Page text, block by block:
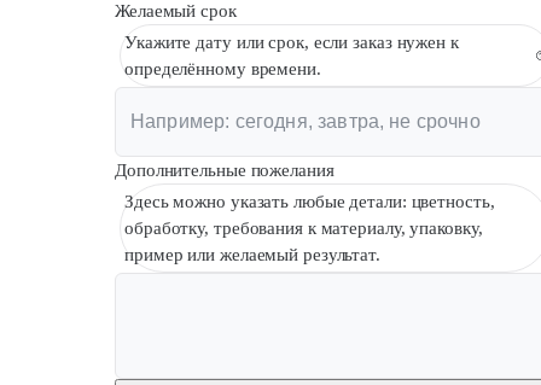
Желаемый срок
Укажите дату или срок, если заказ нужен к
определённому времени.
Дополнительные пожелания
Здесь можно указать любые детали: цветность,
обработку, требования к материалу, упаковку,
пример или желаемый результат.